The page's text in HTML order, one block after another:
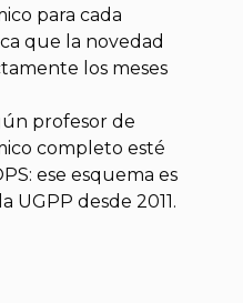
para cada
que la novedad
los meses
profesor de
completo esté
ese esquema es
UGPP desde 2011.